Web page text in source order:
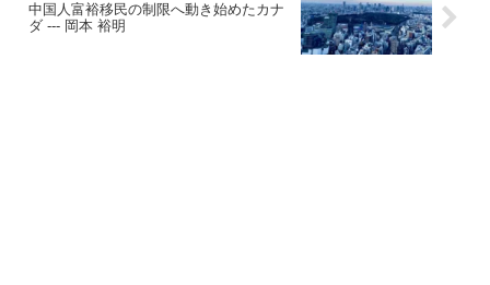
中国人富裕移民の制限へ動き始めたカナ
ダ --- 岡本 裕明